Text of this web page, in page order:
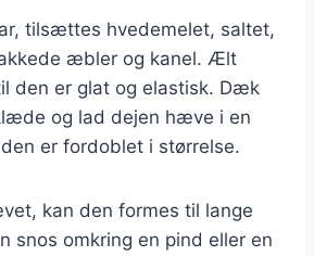
tilsættes hvedemelet, saltet,
æbler og kanel. Ælt
den er glat og elastisk. Dæk
og lad dejen hæve i en
er fordoblet i størrelse.
kan den formes til lange
snos omkring en pind eller en